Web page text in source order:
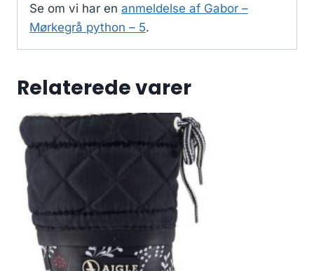
Se om vi har en anmeldelse af Gabor –
Mørkegrå python – 5.
Relaterede varer